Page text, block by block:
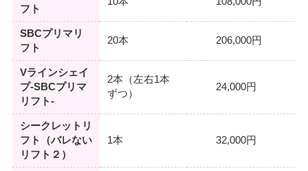
フト
SBCプリマリ
フト
20本 206,000円
Vラインシェイ
プ-SBCプリマ
リフト-
2本（左右1本
ずつ）
24,000円
シークレットリ
フト（バレない
リフト２）
1本 32,000円